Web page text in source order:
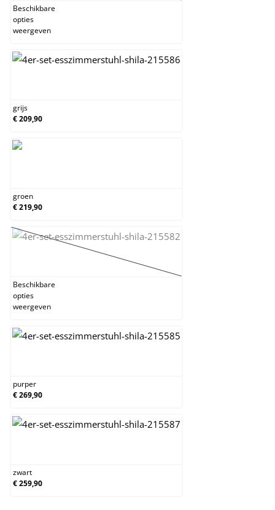
Beschikbare
opties
weergeven
grijs
€ 209,90
groen
€ 219,90
oranje
(Deze optie is momenteel niet beschikbaar.)
Beschikbare
opties
weergeven
purper
€ 269,90
zwart
€ 259,90